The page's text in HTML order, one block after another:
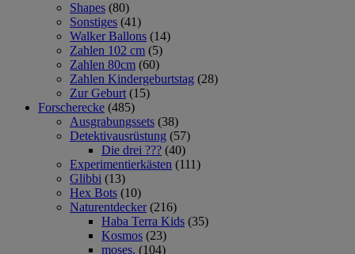
Shapes (80)
Sonstiges (41)
Walker Ballons (14)
Zahlen 102 cm (5)
Zahlen 80cm (60)
Zahlen Kindergeburtstag (28)
Zur Geburt (15)
Forscherecke (485)
Ausgrabungssets (38)
Detektivausrüstung (57)
Die drei ??? (40)
Experimentierkästen (111)
Glibbi (13)
Hex Bots (10)
Naturentdecker (216)
Haba Terra Kids (35)
Kosmos (23)
moses. (104)